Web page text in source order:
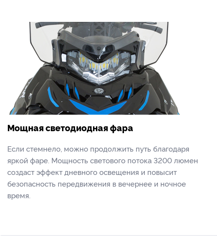
Мощная светодиодная фара
Если стемнело, можно продолжить путь благодаря
яркой фаре. Мощность светового потока 3200 люмен
создаст эффект дневного освещения и повысит
безопасность передвижения в вечернее и ночное
время.